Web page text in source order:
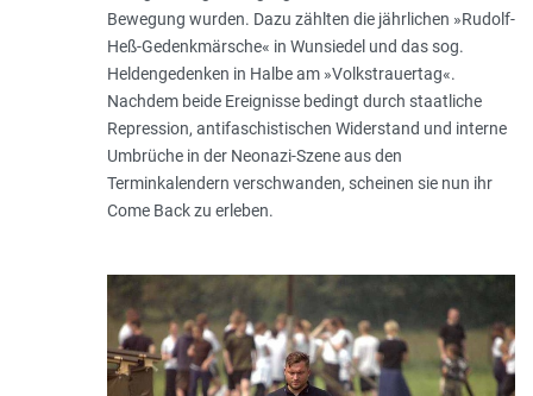
Bewegung wurden. Dazu zählten die jährlichen »Rudolf-
Heß-Gedenkmärsche« in Wunsiedel und das sog.
Heldengedenken in Halbe am »Volkstrauertag«.
Nachdem beide Ereignisse bedingt durch staatliche
Repression, antifaschistischen Widerstand und interne
Umbrüche in der Neonazi-Szene aus den
Terminkalendern verschwanden, scheinen sie nun ihr
Come Back zu erleben.